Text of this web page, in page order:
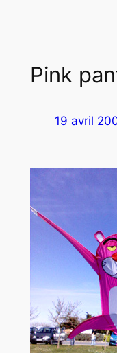
Pink
19 avril